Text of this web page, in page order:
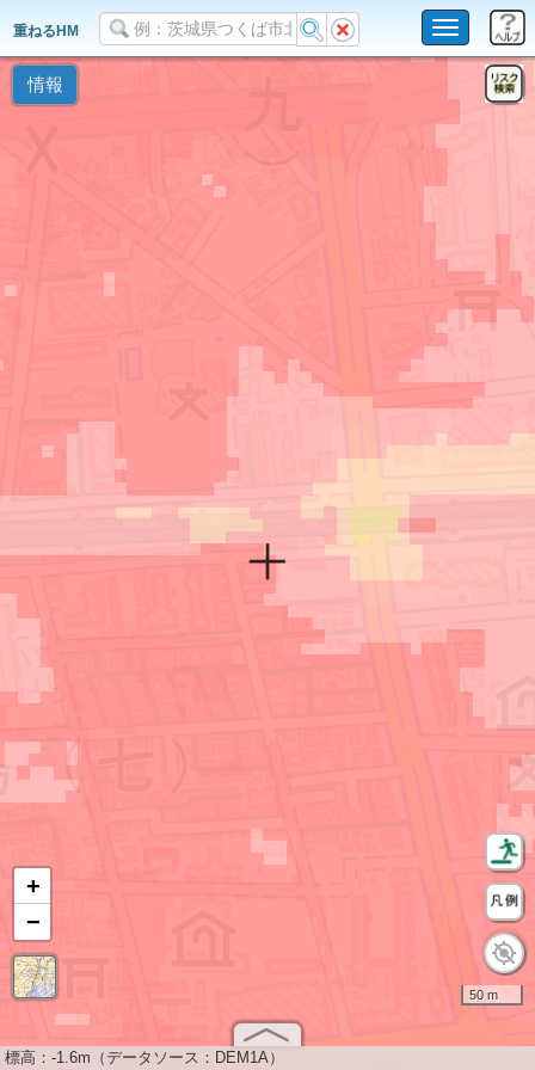
Toggle
navigation
重ねるHM
情報
+
−
50 m
標高： -1.6m（データソース：DEM1A）